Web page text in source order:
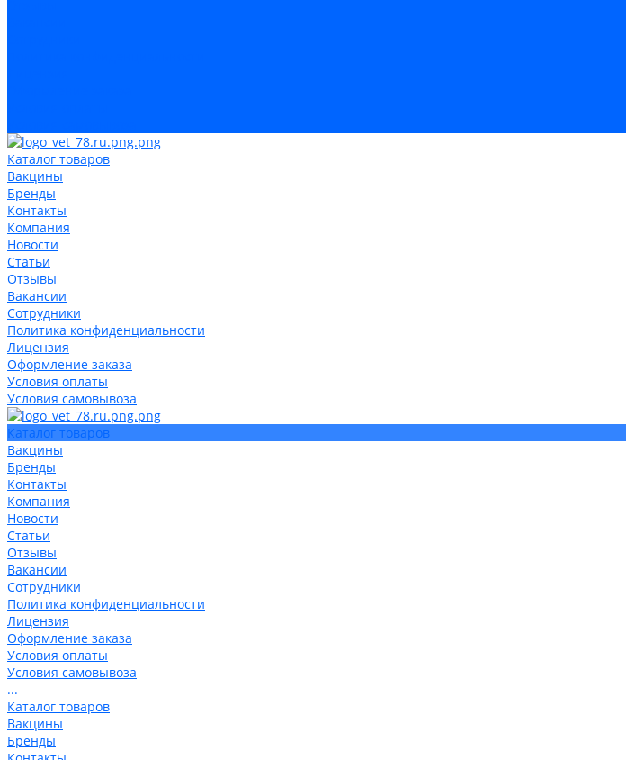
Каталог товаров
Вакцины
Бренды
Контакты
Компания
Новости
Статьи
Отзывы
Вакансии
Сотрудники
Политика конфиденциальности
Лицензия
Оформление заказа
Условия оплаты
Условия самовывоза
Каталог товаров
Вакцины
Бренды
Контакты
Компания
Новости
Статьи
Отзывы
Вакансии
Сотрудники
Политика конфиденциальности
Лицензия
Оформление заказа
Условия оплаты
Условия самовывоза
...
Каталог товаров
Вакцины
Бренды